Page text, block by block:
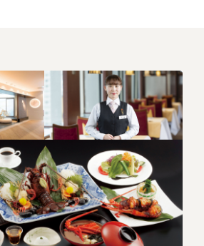
シー
ご意見・お問合せ
取引先エントリー